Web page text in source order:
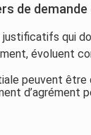
de demande
qui
évoluent
peuvent
d’agrément